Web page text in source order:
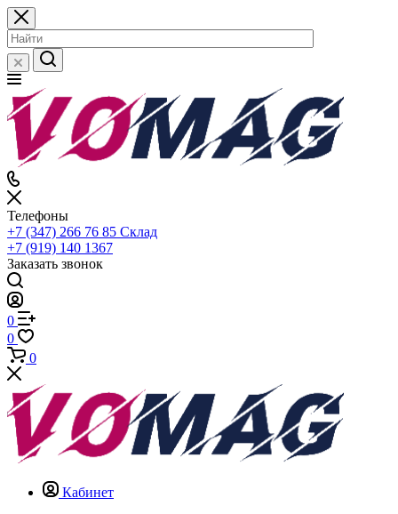
Телефоны
+7 (347) 266 76 85 Склад
+7 (919) 140 1367
Заказать звонок
0
0
0
Кабинет